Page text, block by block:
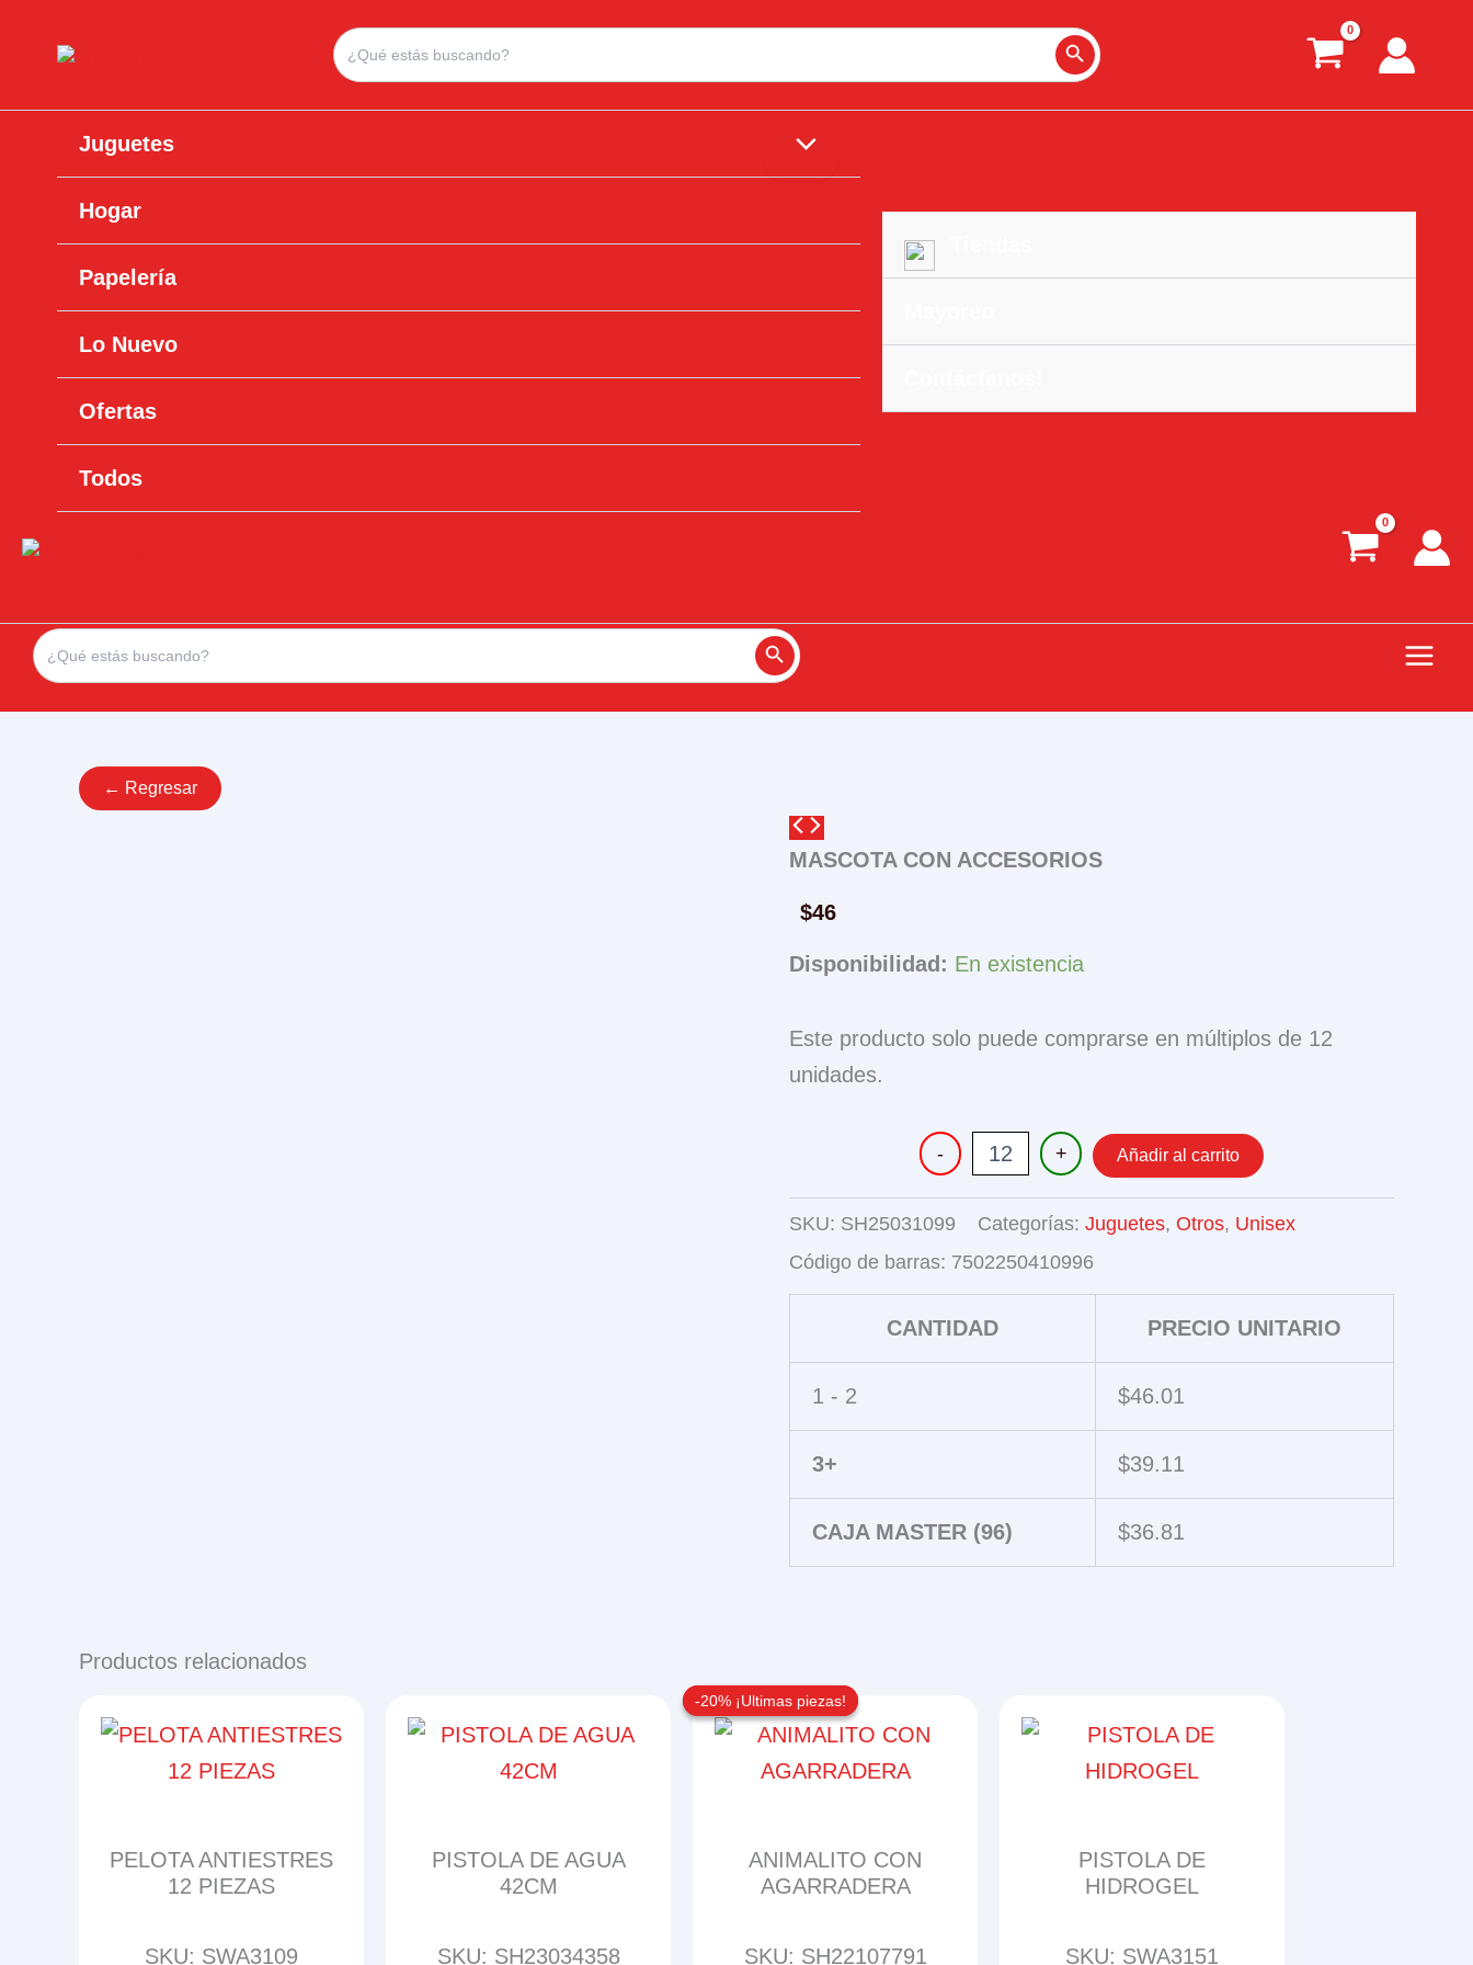
Search
for:
Juguetes
Hogar
Papelería
Lo Nuevo
Ofertas
Todos
Search
for:
← Regresar
MASCOTA CON ACCESORIOS
$46
Disponibilidad: En existencia
Este producto solo puede comprarse en múltiplos de 12
unidades.
-
MASCOTA
CON
+ Añadir al carrito
SKU: SH25031099 Categorías: Juguetes, Otros, Unisex
Código de barras: 7502250410996
CANTIDAD PRECIO UNITARIO
1 - 2 $46.01
3+ $39.11
CAJA MASTER (96) $36.81
Productos relacionados
PELOTA ANTIESTRES
12 PIEZAS
SKU: SWA3109
PISTOLA DE AGUA
42CM
SKU: SH23034358
-20% ¡Ultimas piezas!
ANIMALITO CON
AGARRADERA
SKU: SH22107791
-20% ¡Ultimas piezas!
PISTOLA DE
HIDROGEL
SKU: SWA3151